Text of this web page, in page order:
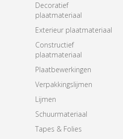
Decoratief
plaatmateriaal
Exterieur plaatmateriaal
Constructief
plaatmateriaal
Plaatbewerkingen
Verpakkingslijmen
Lijmen
Schuurmateriaal
Tapes & Folies